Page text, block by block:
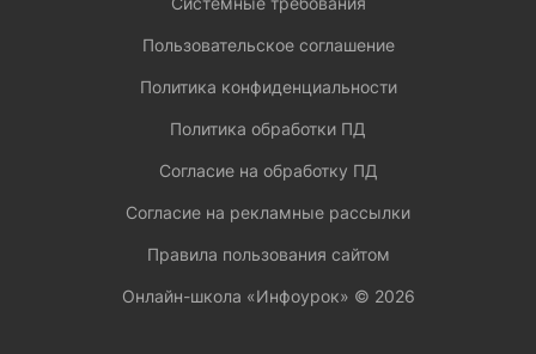
Пользовательское соглашение
Политика конфиденциальности
Политика обработки ПД
Согласие на обработку ПД
Согласие на рекламные рассылки
Правила пользования сайтом
Онлайн-школа «Инфоурок» © 2026